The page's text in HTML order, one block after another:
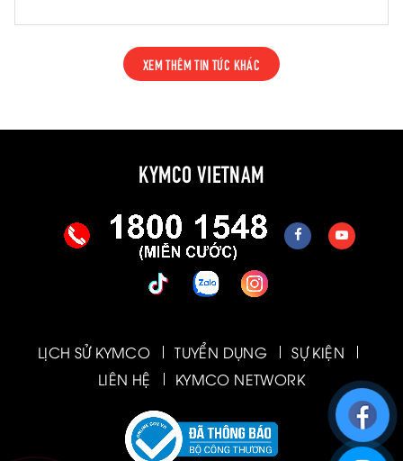
hóc về lâu dài.
XEM THÊM TIN TỨC KHÁC
KYMCO VIETNAM
LỊCH SỬ KYMCO TUYỂN DỤNG
SỰ KIỆN
LIÊN HỆ
KYMCO NETWORK